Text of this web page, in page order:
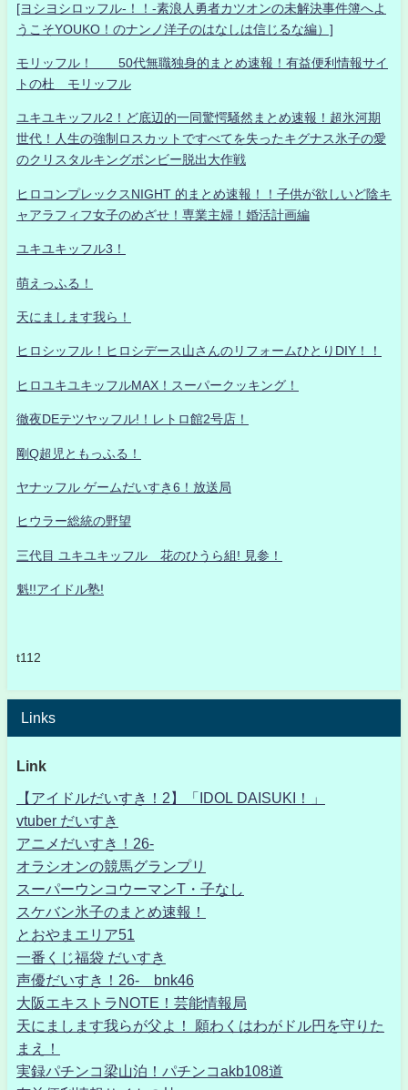
[ヨシヨシロッフル-！！-素浪人勇者カツオンの未解決事件簿へよ
うこそYOUKO！のナンノ洋子のはなしは信じるな編）]
モリッフル！ 50代無職独身的まとめ速報！有益便利情報サイ
トの杜 モリッフル
ユキユキッフル2！ど底辺的一同驚愕騒然まとめ速報！超氷河期
世代！人生の強制ロスカットですべてを失ったキグナス氷子の愛
のクリスタルキングボンビー脱出大作戦
ヒロコンプレックスNIGHT 的まとめ速報！！子供が欲しいど陰キ
ャアラフィフ女子のめざせ！専業主婦！婚活計画編
ユキユキッフル3！
萌えっふる！
天にまします我ら！
ヒロシッフル！ヒロシデース山さんのリフォームひとりDIY！！
ヒロユキユキッフルMAX！スーパークッキング！
徹夜DEテツヤッフル!！レトロ館2号店！
剛Q超児ともっふる！
ヤナッフル ゲームだいすき6！放送局
ヒウラー総統の野望
三代目 ユキユキッフル 花のひうら組! 見参！
魁!!アイドル塾!
t112
Links
Link
【アイドルだいすき！2】「IDOL DAISUKI！」
vtuber だいすき
アニメだいすき！26-
オラシオンの競馬グランプリ
スーパーウンコウーマンT・子なし
スケバン氷子のまとめ速報！
とおやまエリア51
一番くじ福袋 だいすき
声優だいすき！26- bnk46
大阪エキストラNOTE！芸能情報局
天にまします我らが父よ！ 願わくはわがドル円を守りた
まえ！
実録パチンコ梁山泊！パチンコakb108道